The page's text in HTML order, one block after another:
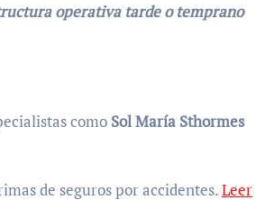
operativa tarde o temprano
como Sol María Sthormes
de seguros por accidentes.Leer